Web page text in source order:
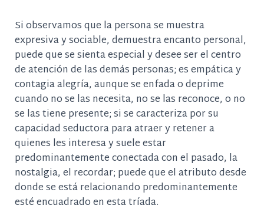
Si observamos que la persona se muestra
expresiva y sociable, demuestra encanto personal,
puede que se sienta especial y desee ser el centro
de atención de las demás personas; es empática y
contagia alegría, aunque se enfada o deprime
cuando no se las necesita, no se las reconoce, o no
se las tiene presente; si se caracteriza por su
capacidad seductora para atraer y retener a
quienes les interesa y suele estar
predominantemente conectada con el pasado, la
nostalgia, el recordar; puede que el atributo desde
donde se está relacionando predominantemente
esté encuadrado en esta tríada.